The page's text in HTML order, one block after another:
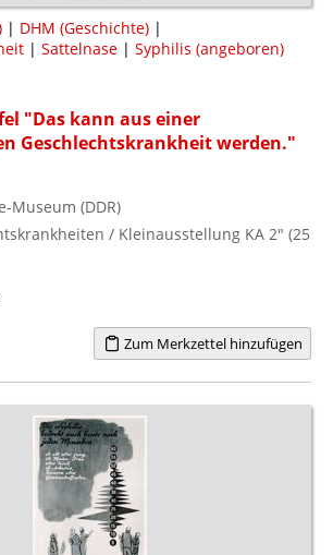
| DHM (Geschichte) |
| Sattelnase | Syphilis (angeboren)
"Das kann aus einer
Geschlechtskrankheit werden."
Museum (DDR)
/ Kleinausstellung KA 2" (25
Zum Merkzettel hinzufügen